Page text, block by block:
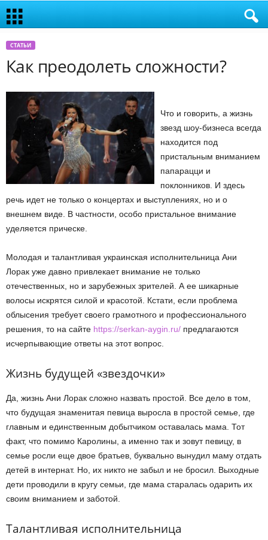
СТАТЬИ
Как преодолеть сложности?
Что и говорить, а жизнь
звезд шоу-бизнеса всегда
находится под
пристальным вниманием
папарацци и
поклонников. И здесь
речь идет не только о концертах и выступлениях, но и о
внешнем виде. В частности, особо пристальное внимание
уделяется прическе.
Молодая и талантливая украинская исполнительница Ани
Лорак уже давно привлекает внимание не только
отечественных, но и зарубежных зрителей. А ее шикарные
волосы искрятся силой и красотой. Кстати, если проблема
облысения требует своего грамотного и профессионального
решения, то на сайте https://serkan-aygin.ru/ предлагаются
исчерпывающие ответы на этот вопрос.
Жизнь будущей «звездочки»
Да, жизнь Ани Лорак сложно назвать простой. Все дело в том,
что будущая знаменитая певица выросла в простой семье, где
главным и единственным добытчиком оставалась мама. Тот
факт, что помимо Каролины, а именно так и зовут певицу, в
семье росли еще двое братьев, буквально вынудил маму отдать
детей в интернат. Но, их никто не забыл и не бросил. Выходные
дети проводили в кругу семьи, где мама старалась одарить их
своим вниманием и заботой.
Талантливая исполнительница